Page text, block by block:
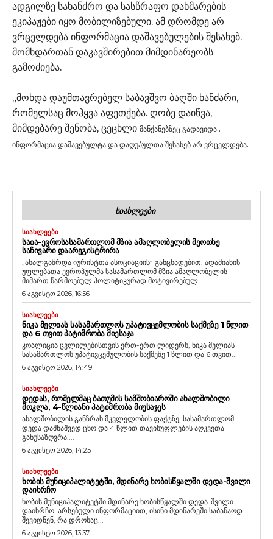
ადგილზე სახანძრო და სასწრაფო დახმარების
ეკიპაჟები იყო მობილიზებული. ამ დრომდე არ
ვრცელდება ინფორმაცია დაშავებულების შესახებ.
მომხდართან დაკავშირებით მიმდინარეობს
გამოძიება.
„მოხდა დაუმთავრებელ საბავშვო ბაღში ხანძარი,
რომელსაც მოჰყვა აფეთქება. ღობე დაიწვა,
მიმდებარე შენობა, ცეცხლი მანქანებზეც გადავიდა .
ინფორმაცია დაშავებულტა და დაღუპულთა შესახებ არ ვრცელდება.
ᲡᲘᲐᲮᲚᲔᲔᲑᲘ
ᲡᲘᲐᲮᲚᲔᲔᲑᲘ
ᲡᲐᲘᲐ-ᲔᲕᲠᲝᲡᲐᲡᲐᲛᲐᲠᲗᲚᲝᲛ ᲛᲖᲘᲐ ᲐᲛᲐᲦᲚᲝᲑᲔᲚᲘᲡ ᲛᲔᲝᲗᲮᲔ
ᲡᲐᲩᲘᲕᲐᲠᲘ ᲓᲐᲐᲠᲔᲒᲘᲡᲢᲠᲘᲠᲐ
„ახალგაზრდა იურისტთა ასოციაციის“ განცხადებით, ადამიანის
უფლებათა ევროპულმა სასამართლომ მზია ამაღლობელის
მიმართ წარმოებულ პოლიტიკურად მოტივირებულ...
6 აგვისტო 2026, 16:56
ᲡᲘᲐᲮᲚᲔᲔᲑᲘ
ᲜᲘᲙᲐ ᲛᲔᲚᲘᲐᲡ ᲡᲐᲡᲐᲛᲐᲠᲗᲚᲝᲡ ᲣᲞᲐᲢᲘᲕᲪᲔᲛᲚᲝᲑᲘᲡ ᲡᲐᲥᲛᲔᲖᲔ 1 ᲬᲚᲘᲗ
ᲓᲐ 6 ᲗᲕᲘᲗ ᲞᲐᲢᲘᲛᲠᲝᲑᲐ ᲛᲘᲔᲡᲐᲯᲐ
კოალიცია ცვლილებისთვის ერთ-ერთ ლიდერს, ნიკა მელიას
სასამართლოს უპატივცემულობის საქმეზე 1 წლით და 6 თვით...
6 აგვისტო 2026, 14:49
ᲡᲘᲐᲮᲚᲔᲔᲑᲘ
ᲓᲔᲓᲐᲡ, ᲠᲝᲛᲔᲚᲛᲐᲪ ᲑᲐᲗᲣᲛᲘᲡ ᲡᲐᲛᲨᲝᲑᲘᲐᲠᲝᲨᲘ ᲐᲮᲐᲚᲨᲝᲑᲘᲚᲘ
ᲛᲝᲙᲚᲐ, 4-ᲬᲚᲘᲐᲜᲘ ᲞᲐᲢᲘᲛᲠᲝᲑᲐ ᲛᲘᲣᲡᲐᲯᲔᲡ
ახალშობილის განზრახ მკვლელობის ფაქტზე, სასამართლომ
დედა დამნაშვედ ცნო და 4 წლით თავისუფლების აღკვეთა
განუსაზღვრა....
6 აგვისტო 2026, 14:25
ᲡᲘᲐᲮᲚᲔᲔᲑᲘ
ᲮᲝᲑᲘᲡ ᲛᲣᲜᲘᲪᲘᲞᲐᲚᲘᲢᲔᲢᲨᲘ, ᲛᲓᲘᲜᲐᲠᲔ ᲮᲝᲑᲘᲡᲬᲧᲐᲚᲨᲘ ᲓᲔᲓᲐ-ᲨᲕᲘᲚᲘ
ᲓᲐᲘᲮᲠᲩᲝ
ხობის მუნიციპალიტეტში მდინარე ხობისწყალში დედა-შვილი
დაიხრჩო. არსებული ინფორმაციით, ისინი მდინარეში საბანაოდ
შევიდნენ, რა დროსაც...
6 აგვისტო 2026, 13:37